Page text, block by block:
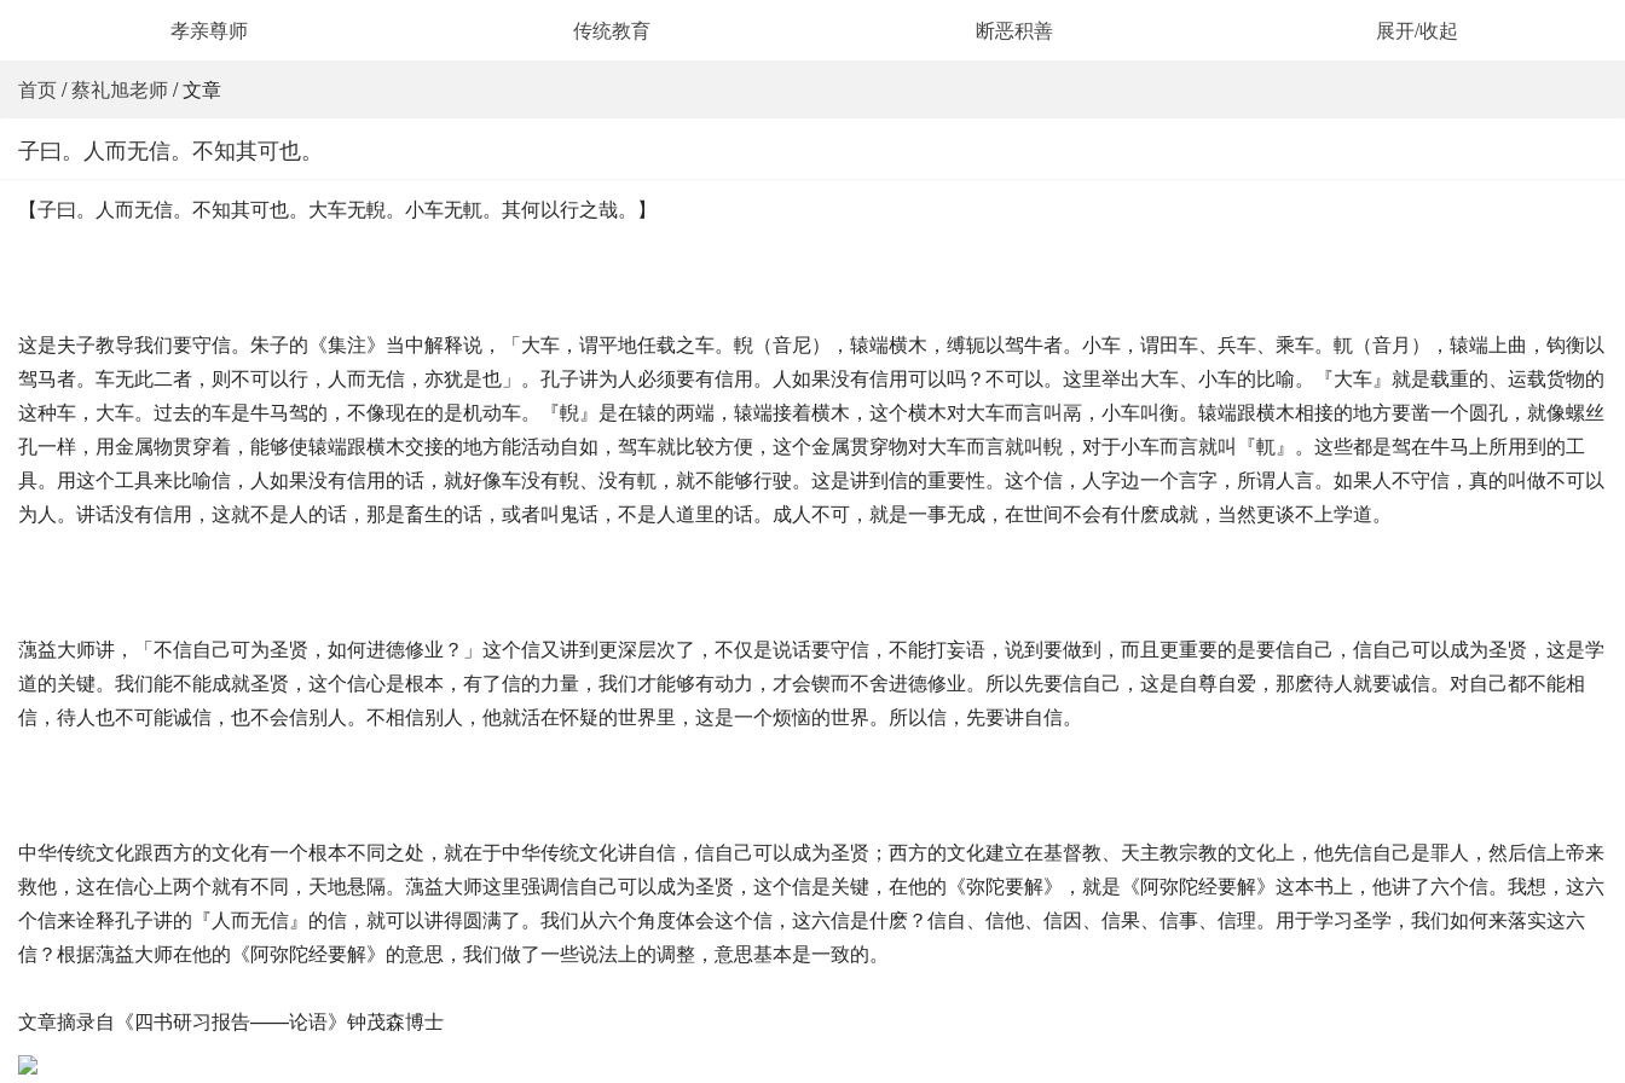
孝亲尊师 传统教育 断恶积善 展开/收起
首页/蔡礼旭老师/ 文章
子曰。人而无信。不知其可也。
【子曰。人而无信。不知其可也。大车无輗。小车无軏。其何以行之哉。】
这是夫子教导我们要守信。朱子的《集注》当中解释说，「大车，谓平地任载之车。輗（音尼），辕端横木，缚轭以驾牛者。小车，谓田车、兵车、乘车。軏（音月），辕端上曲，钩衡以
驾马者。车无此二者，则不可以行，人而无信，亦犹是也」。孔子讲为人必须要有信用。人如果没有信用可以吗？不可以。这里举出大车、小车的比喻。『大车』就是载重的、运载货物的
这种车，大车。过去的车是牛马驾的，不像现在的是机动车。『輗』是在辕的两端，辕端接着横木，这个横木对大车而言叫鬲，小车叫衡。辕端跟横木相接的地方要凿一个圆孔，就像螺丝
孔一样，用金属物贯穿着，能够使辕端跟横木交接的地方能活动自如，驾车就比较方便，这个金属贯穿物对大车而言就叫輗，对于小车而言就叫『軏』。这些都是驾在牛马上所用到的工
具。用这个工具来比喻信，人如果没有信用的话，就好像车没有輗、没有軏，就不能够行驶。这是讲到信的重要性。这个信，人字边一个言字，所谓人言。如果人不守信，真的叫做不可以
为人。讲话没有信用，这就不是人的话，那是畜生的话，或者叫鬼话，不是人道里的话。成人不可，就是一事无成，在世间不会有什麽成就，当然更谈不上学道。
蕅益大师讲，「不信自己可为圣贤，如何进德修业？」这个信又讲到更深层次了，不仅是说话要守信，不能打妄语，说到要做到，而且更重要的是要信自己，信自己可以成为圣贤，这是学
道的关键。我们能不能成就圣贤，这个信心是根本，有了信的力量，我们才能够有动力，才会锲而不舍进德修业。所以先要信自己，这是自尊自爱，那麽待人就要诚信。对自己都不能相
信，待人也不可能诚信，也不会信别人。不相信别人，他就活在怀疑的世界里，这是一个烦恼的世界。所以信，先要讲自信。
中华传统文化跟西方的文化有一个根本不同之处，就在于中华传统文化讲自信，信自己可以成为圣贤；西方的文化建立在基督教、天主教宗教的文化上，他先信自己是罪人，然后信上帝来
救他，这在信心上两个就有不同，天地悬隔。蕅益大师这里强调信自己可以成为圣贤，这个信是关键，在他的《弥陀要解》，就是《阿弥陀经要解》这本书上，他讲了六个信。我想，这六
个信来诠释孔子讲的『人而无信』的信，就可以讲得圆满了。我们从六个角度体会这个信，这六信是什麽？信自、信他、信因、信果、信事、信理。用于学习圣学，我们如何来落实这六
信？根据蕅益大师在他的《阿弥陀经要解》的意思，我们做了一些说法上的调整，意思基本是一致的。
文章摘录自《四书研习报告——论语》钟茂森博士